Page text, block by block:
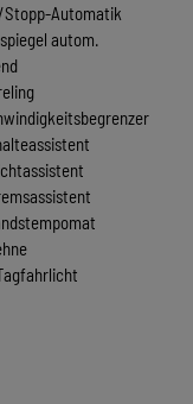
Automatik
autom.